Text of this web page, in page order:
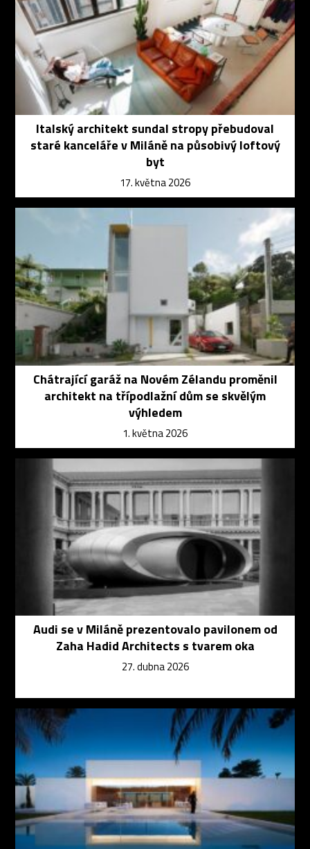
Italský architekt sundal stropy přebudoval
staré kanceláře v Miláně na působivý loftový
byt
17. května 2026
Chátrající garáž na Novém Zélandu proměnil
architekt na třípodlažní dům se skvělým
výhledem
1. května 2026
Audi se v Miláně prezentovalo pavilonem od
Zaha Hadid Architects s tvarem oka
27. dubna 2026